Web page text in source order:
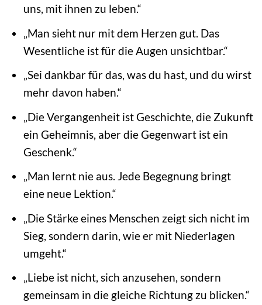
uns, mit ihnen zu leben.“
„Man sieht nur mit dem Herzen gut. Das
Wesentliche ist für die Augen unsichtbar.“
„Sei dankbar für das, was du hast, und du wirst
mehr davon haben.“
„Die Vergangenheit ist Geschichte, die Zukunft
ein Geheimnis, aber die Gegenwart ist ein
Geschenk.“
„Man lernt nie aus. Jede Begegnung bringt
eine neue Lektion.“
„Die Stärke eines Menschen zeigt sich nicht im
Sieg, sondern darin, wie er mit Niederlagen
umgeht.“
„Liebe ist nicht, sich anzusehen, sondern
gemeinsam in die gleiche Richtung zu blicken.“